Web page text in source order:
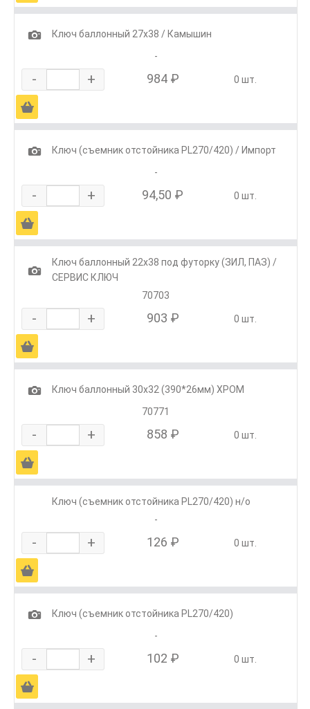
1
Ключ баллонный 27х38 / Камышин
-
- + 984 ₽ 0 шт.
Ä
1
Ключ (съемник отстойника PL270/420) / Импорт
-
- + 94,50 ₽ 0 шт.
Ä
1
Ключ баллонный 22х38 под футорку (ЗИЛ, ПАЗ) /
СЕРВИС КЛЮЧ
70703
- + 903 ₽ 0 шт.
Ä
1
Ключ баллонный 30х32 (390*26мм) ХРОМ
70771
- + 858 ₽ 0 шт.
Ä
Ключ (съемник отстойника PL270/420) н/о
-
- + 126 ₽ 0 шт.
Ä
1
Ключ (съемник отстойника PL270/420)
-
- + 102 ₽ 0 шт.
Ä